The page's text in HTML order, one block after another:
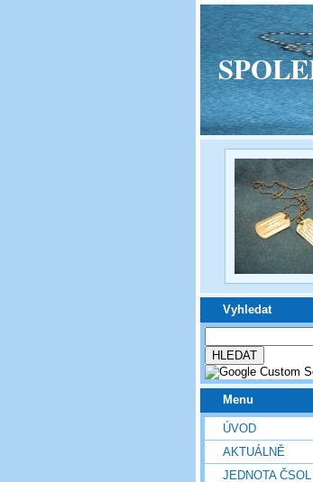
Vyhledat
Menu
ÚVOD
AKTUÁLNĚ
JEDNOTA